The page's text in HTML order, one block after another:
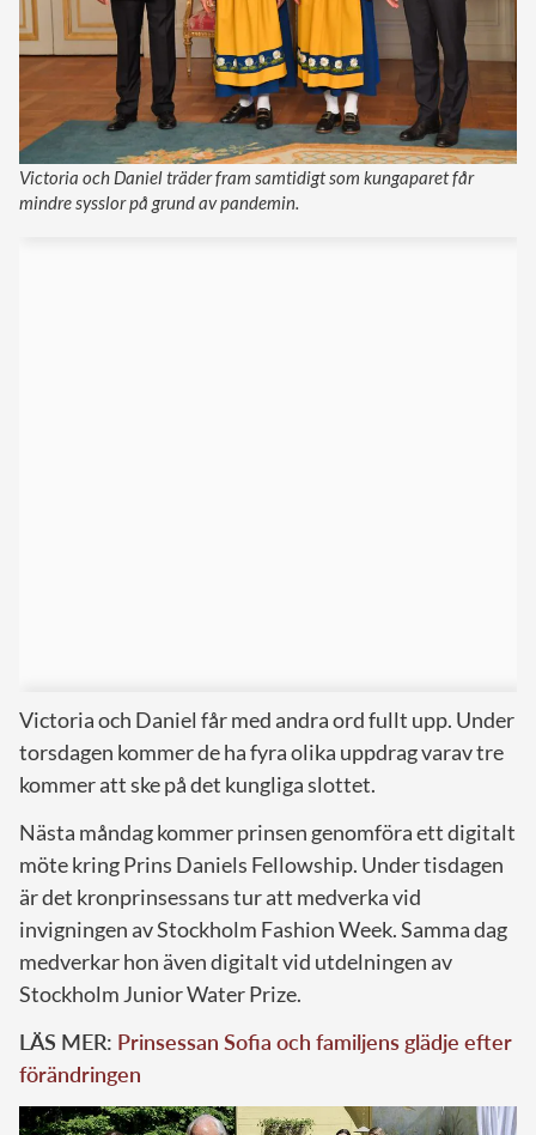
Victoria och Daniel träder fram samtidigt som kungaparet får
mindre sysslor på grund av pandemin.
Victoria och Daniel får med andra ord fullt upp. Under
torsdagen kommer de ha fyra olika uppdrag varav tre
kommer att ske på det kungliga slottet.
Nästa måndag kommer prinsen genomföra ett digitalt
möte kring Prins Daniels Fellowship. Under tisdagen
är det kronprinsessans tur att medverka vid
invigningen av Stockholm Fashion Week. Samma dag
medverkar hon även digitalt vid utdelningen av
Stockholm Junior Water Prize.
LÄS MER: Prinsessan Sofia och familjens glädje efter
förändringen